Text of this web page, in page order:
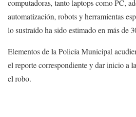
computadoras, tanto laptops como PC,
automatización, robots y herramientas
lo sustraído ha sido estimado en más de
Elementos de la Policía Municipal
el reporte correspondiente y dar inicio a
el robo.